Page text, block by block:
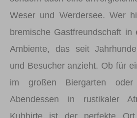
Weser und Werdersee. Wer
bremische Gastfreundschaft in
Ambiente, das seit
und Besucher anzieht. Ob für
im großen Biergarten oder
Abendessen in rustikaler
Kuhhirte ist der perfekte